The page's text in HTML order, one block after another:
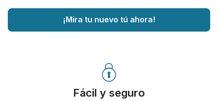
¡Mira tu nuevo tú ahora!
Fácil y seguro